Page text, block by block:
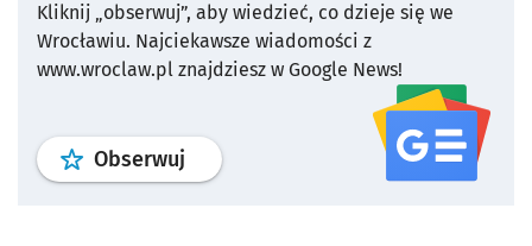
Kliknij „obserwuj”, aby wiedzieć, co dzieje się we
Wrocławiu. Najciekawsze wiadomości z
www.wroclaw.pl znajdziesz w Google News!
Obserwuj profil serwisu